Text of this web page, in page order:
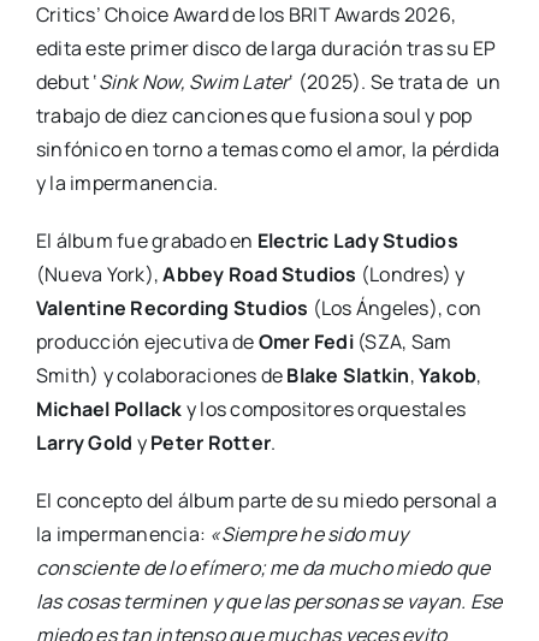
Critics’ Choice Award de los BRIT Awards 2026,
edita este primer disco de larga duración tras su EP
debut ‘Sink Now, Swim Later‘ (2025). Se trata de un
trabajo de diez canciones que fusiona soul y pop
sinfónico en torno a temas como el amor, la pérdida
y la impermanencia.
El álbum fue grabado en Electric Lady Studios
(Nueva York),Abbey Road Studios (Londres) y
Valentine Recording Studios (Los Ángeles), con
producción ejecutiva deOmer Fedi(SZA, Sam
Smith) y colaboraciones deBlake Slatkin,Yakob,
Michael Pollacky los compositores orquestales
Larry Gold yPeter Rotter.
El concepto del álbum parte de su miedo personal a
la impermanencia: «Siempre he sido muy
consciente de lo efímero; me da mucho miedo que
las cosas terminen y que las personas se vayan. Ese
miedo es tan intenso que muchas veces evito